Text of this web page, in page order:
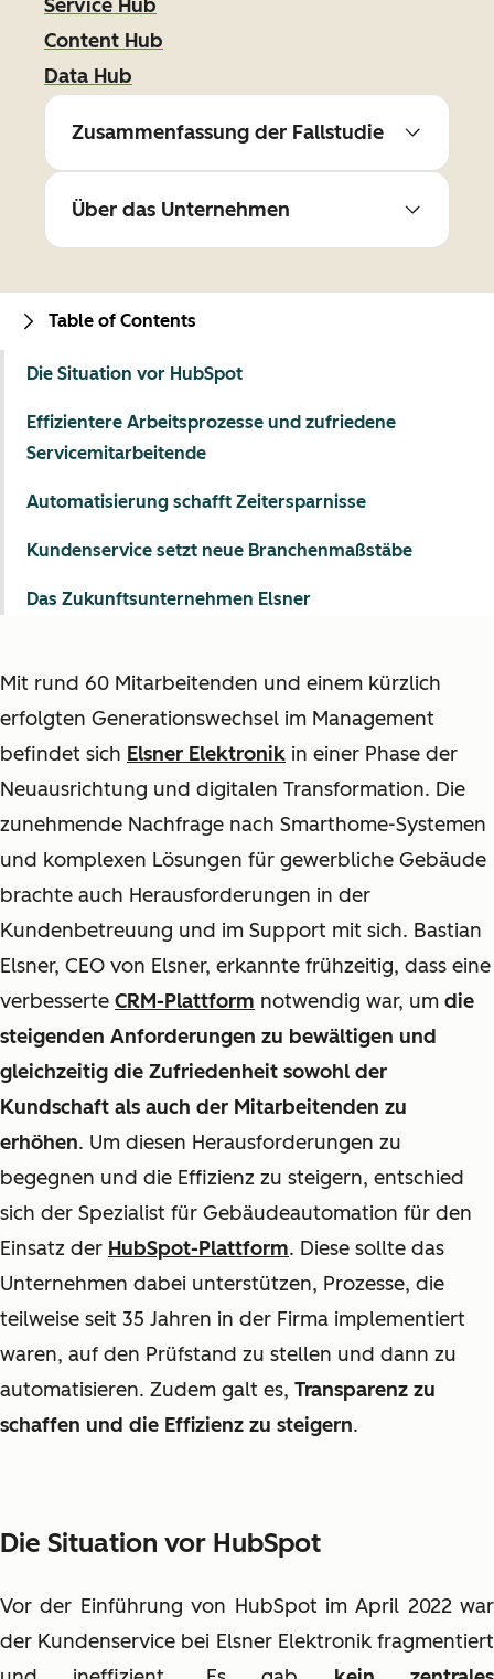
Service Hub
Content Hub
Data Hub
Zusammenfassung der Fallstudie
Über das Unternehmen
Mit rund 60 Mitarbeitenden und einem kürzlich
erfolgten Generationswechsel im Management
befindet sich Elsner Elektronik in einer Phase der
Neuausrichtung und digitalen Transformation. Die
zunehmende Nachfrage nach Smarthome-Systemen
und komplexen Lösungen für gewerbliche Gebäude
brachte auch Herausforderungen in der
Kundenbetreuung und im Support mit sich. Bastian
Elsner, CEO von Elsner, erkannte frühzeitig, dass eine
verbesserte CRM-Plattform notwendig war, um die
steigenden Anforderungen zu bewältigen und
gleichzeitig die Zufriedenheit sowohl der
Kundschaft als auch der Mitarbeitenden zu
erhöhen. Um diesen Herausforderungen zu
begegnen und die Effizienz zu steigern, entschied
sich der Spezialist für Gebäudeautomation für den
Einsatz der HubSpot-Plattform. Diese sollte das
Unternehmen dabei unterstützen, Prozesse, die
teilweise seit 35 Jahren in der Firma implementiert
waren, auf den Prüfstand zu stellen und dann zu
automatisieren. Zudem galt es, Transparenz zu
schaffen und die Effizienz zu steigern.
Die Situation vor HubSpot
Vor der Einführung von HubSpot im April 2022 war
der Kundenservice bei Elsner Elektronik fragmentiert
Table of Contents
Die Situation vor HubSpot
Effizientere Arbeitsprozesse und zufriedene
Servicemitarbeitende
Automatisierung schafft Zeitersparnisse
Kundenservice setzt neue Branchenmaßstäbe
Das Zukunftsunternehmen Elsner